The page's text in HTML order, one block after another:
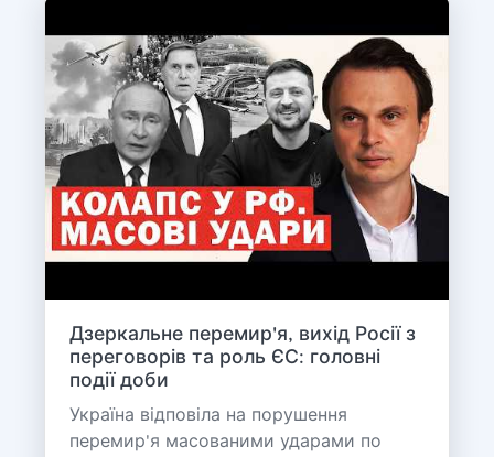
Дзеркальне перемир'я, вихід Росії з
переговорів та роль ЄС: головні
події доби
Україна відповіла на порушення
перемир'я масованими ударами по